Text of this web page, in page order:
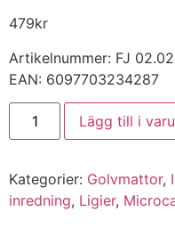
479kr
Artikelnummer: FJ
EAN: 6097703234287
Golvmattor
Ligier
och
Lägg till i
Kategorier: Golvmattor,
inredning, Ligier,